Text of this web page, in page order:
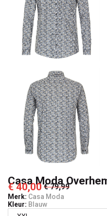
Casa Moda
€ 40,00 € 79,99
Merk: Casa Moda
Kleur: Blauw